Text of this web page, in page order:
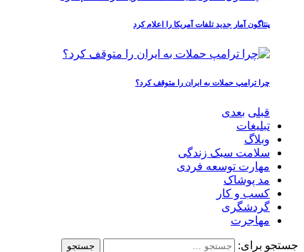
پنتاگون آمار جدید تلفات آمریکا را اعلام کرد
چرا ترامپ حملات به ایران را متوقف کرد؟
قبلی بعدی
تبلیغات
وبلاگ
سلامت سبک زندگی
مهارت توسعه فردی
مد پوشاک
کسب و کار
گردشگری
مهاجرت
جستجو برای: